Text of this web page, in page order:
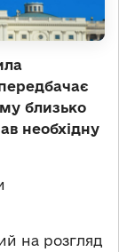
близько
необхідну
на розгляд